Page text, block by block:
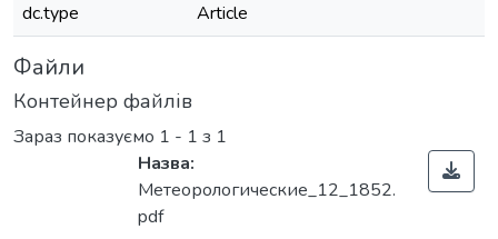
dc.type
Article
Файли
Контейнер файлів
Зараз показуємо 1 - 1 з 1
Назва:
Метеорологические_12_1852.
pdf